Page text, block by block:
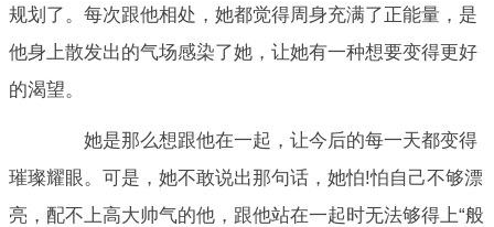
规划了。每次跟他相处，她都觉得周身充满了正能量，是
他身上散发出的气场感染了她，让她有一种想要变得更好
的渴望。
她是那么想跟他在一起，让今后的每一天都变得
璀璨耀眼。可是，她不敢说出那句话，她怕!怕自己不够漂
亮，配不上高大帅气的他，跟他站在一起时无法够得上“般